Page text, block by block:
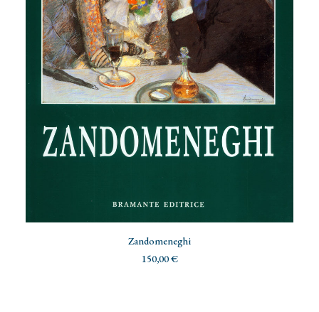
AGGIUNGI AL CARRELLO
Zandomeneghi
150,00€